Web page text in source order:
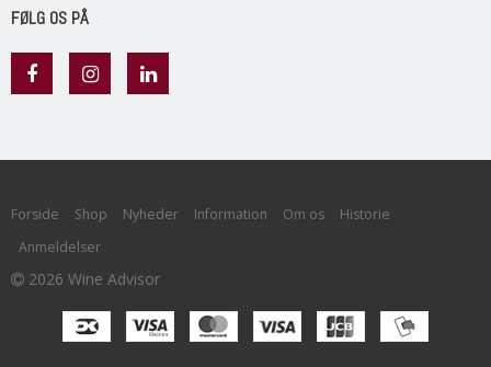
FØLG OS PÅ
Forside Shop Nyheder Information Om os
Historie
Anmeldelser
2026 Wine Advisor